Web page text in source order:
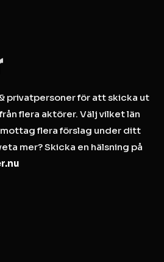
privatpersoner för att skicka ut
flera aktörer. Välj vilket län
flera förslag under ditt
mer? Skicka en hälsning på